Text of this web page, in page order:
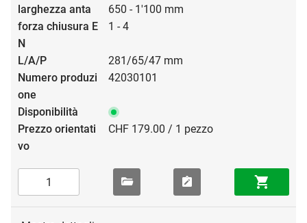
650 - 1'100 mm
1 - 4
281/65/47 mm
42030101
CHF 179.00 / 1 pezzo